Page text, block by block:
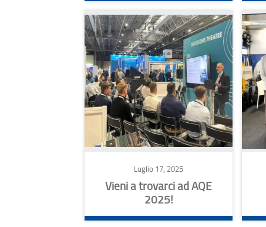
Luglio 17, 2025
Vieni a trovarci ad AQE
2025!